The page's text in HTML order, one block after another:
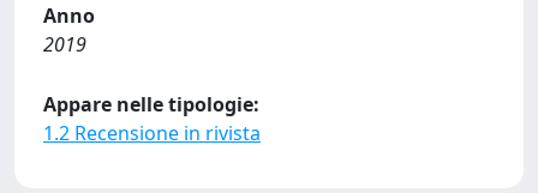
Anno
2019
Appare nelle tipologie:
1.2 Recensione in rivista